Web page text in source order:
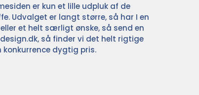
er kun et lille udpluk af de
Udvalget er langt større, så har I en
et helt særligt ønske, så send en
, så finder vi det helt rigtige
konkurrence dygtig pris.